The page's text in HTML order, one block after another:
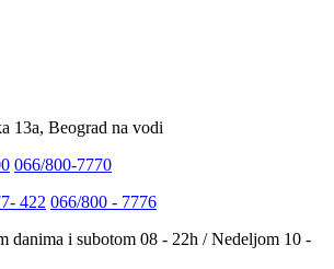
13a, Beograd na vodi
066/800-7770
422 066/800 - 7776
danima i subotom 08 - 22h / Nedeljom 10 -